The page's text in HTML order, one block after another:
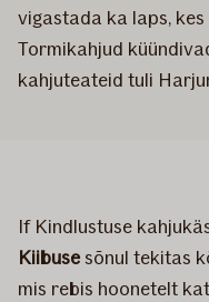
vigastada ka laps,
Tormikahjud
kahjuteateid tuli
If Kindlustuse
Kiibusesõnul tekitas
mis rebis hoonetelt